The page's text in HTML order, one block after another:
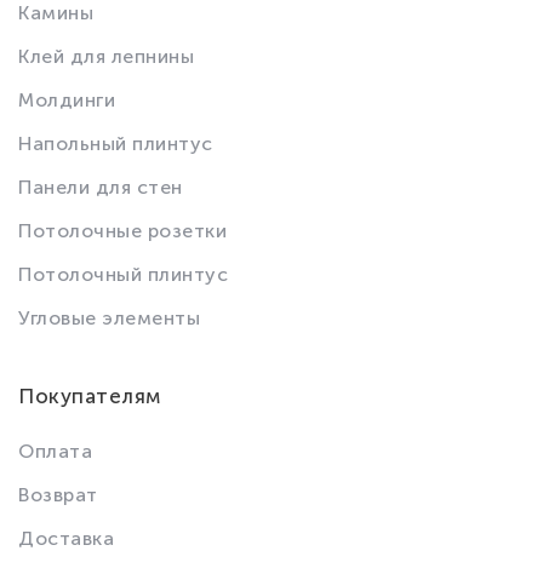
Камины
Клей для лепнины
Молдинги
Напольный плинтус
Панели для стен
Потолочные розетки
Потолочный плинтус
Угловые элементы
Покупателям
Оплата
Возврат
Доставка